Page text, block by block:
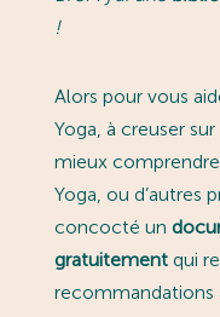
!
Alors pour vous
Yoga, à creuser
mieux
Yoga, ou d’autres
concocté un
gratuitementqui
recommandations